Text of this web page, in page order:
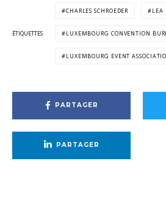
ÉTIQUETTES
CHARLES SCHROEDER LEA
LUXEMBOURG CONVENTION
LUXEMBOURG EVENT
PARTAGER
PARTAGER